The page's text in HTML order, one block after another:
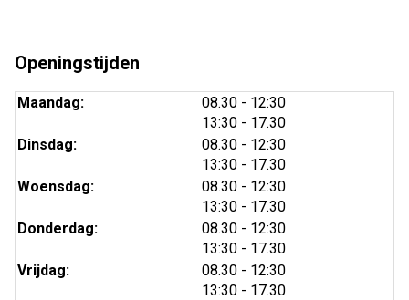
Openingstijden
Maandag: 08.30 tot
- 12:30
13:30 tot
- 17.30
Dinsdag:
08.30 tot
- 12:30
13:30 tot
- 17.30
Woensdag:
08.30 tot
- 12:30
13:30 tot
- 17.30
Donderdag:
08.30 tot
- 12:30
13:30 tot
- 17.30
Vrijdag:
08.30 tot
- 12:30
13:30 tot
- 17.30